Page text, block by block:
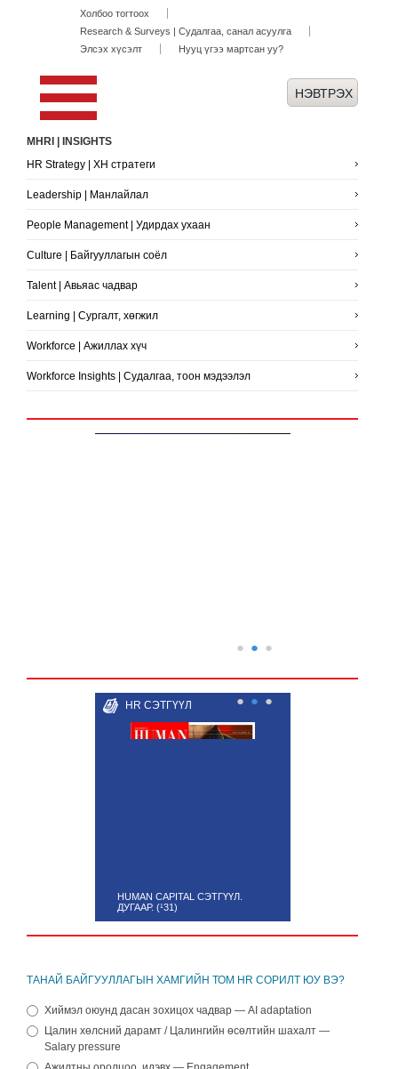
Холбоо тогтоох
Research & Surveys | Судалгаа, санал асуулга
Элсэх хүсэлт
Нууц үгээ мартсан уу?
MHRI | INSIGHTS
HR Strategy | ХН стратеги
Leadership | Манлайлал
People Management | Удирдах ухаан
Culture | Байгууллагын соёл
Talent | Авьяас чадвар
Learning | Сургалт, хөгжил
Workforce | Ажиллах хүч
Workforce Insights | Судалгаа, тоон мэдээлэл
● ● ●
HR СЭТГҮҮЛ
HUMAN CAPITAL СЭТГҮҮЛ.
ДУГААР. (¹31)
● ● ●
ТАНАЙ БАЙГУУЛЛАГЫН ХАМГИЙН ТОМ HR СОРИЛТ ЮУ ВЭ?
Хиймэл оюунд дасан зохицох чадвар — AI adaptation
Цалин хөлсний дарамт / Цалингийн өсөлтийн шахалт —
Salary pressure